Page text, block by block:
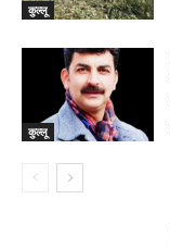
कुल्लू
कुल्लू